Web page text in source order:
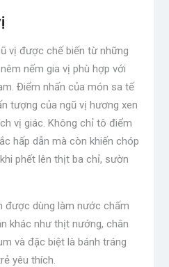
vị được chế biến từ những
nếm gia vị phù hợp với
Điểm nhấn của món sa tế
tượng của ngũ vị hương xen
vị giác. Không chỉ tô điểm
hấp dẫn mà còn khiến chóp
phết lên thịt ba chỉ, sườn
được dùng làm nước chấm
khác như thịt nướng, chân
và đặc biệt là bánh tráng
yêu thích.